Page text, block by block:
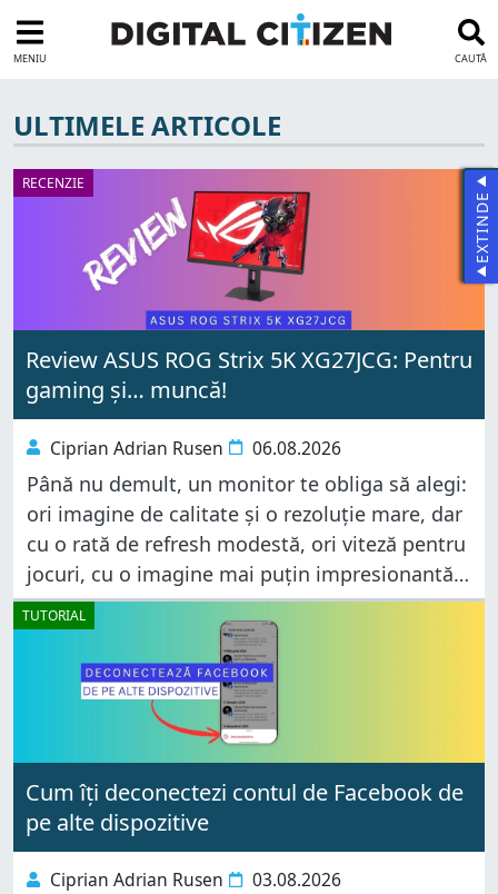
MENIU CAUTĂ
ULTIMELE ARTICOLE
RECENZIE
Review ASUS ROG Strix 5K XG27JCG: Pentru
gaming și… muncă!
Ciprian Adrian Rusen 06.08.2026
Până nu demult, un monitor te obliga să alegi:
ori imagine de calitate și o rezoluție mare, dar
cu o rată de refresh modestă, ori viteză pentru
jocuri, cu o imagine mai puțin impresionantă.
Pe amândouă rareori le primeai în
TUTORIAL
Cum îți deconectezi contul de Facebook de
pe alte dispozitive
Ciprian Adrian Rusen 03.08.2026
EXTINDE